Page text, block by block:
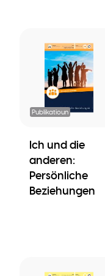
Publikatioun
Ich und die
anderen:
Persönliche
Beziehungen